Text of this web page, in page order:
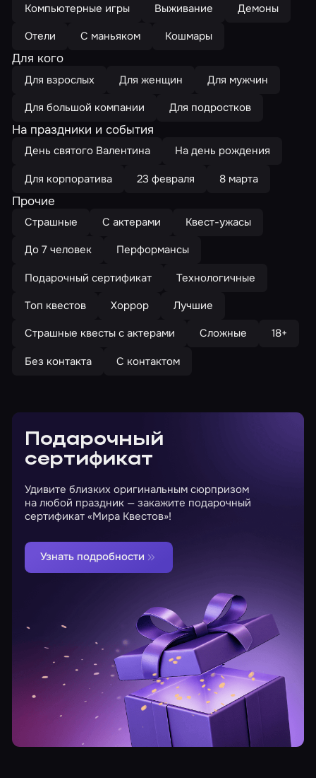
Компьютерные игры
Выживание
Демоны
Отели
С маньяком Кошмары
Для кого
Для взрослых Для женщин
Для мужчин
Для большой компании
Для подростков
На праздники и события
День святого Валентина
На день рождения
Для корпоратива
23 февраля 8 марта
Прочие
Страшные С актерами
Квест-ужасы
До 7 человек
Перформансы
Подарочный сертификат
Технологичные
Топ квестов
Хоррор
Лучшие
Страшные квесты с актерами
Сложные
18+
Без контакта
С контактом
Подарочный
сертификат
Удивите близких оригинальным сюрпризом
на любой праздник — закажите подарочный
сертификат «Мира Квестов»!
Узнать подробности